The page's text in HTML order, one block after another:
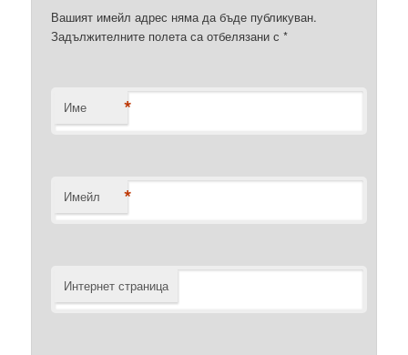
Вашият имейл адрес няма да бъде публикуван.
Задължителните полета са отбелязани с*
Име *
Имейл *
Интернет страница